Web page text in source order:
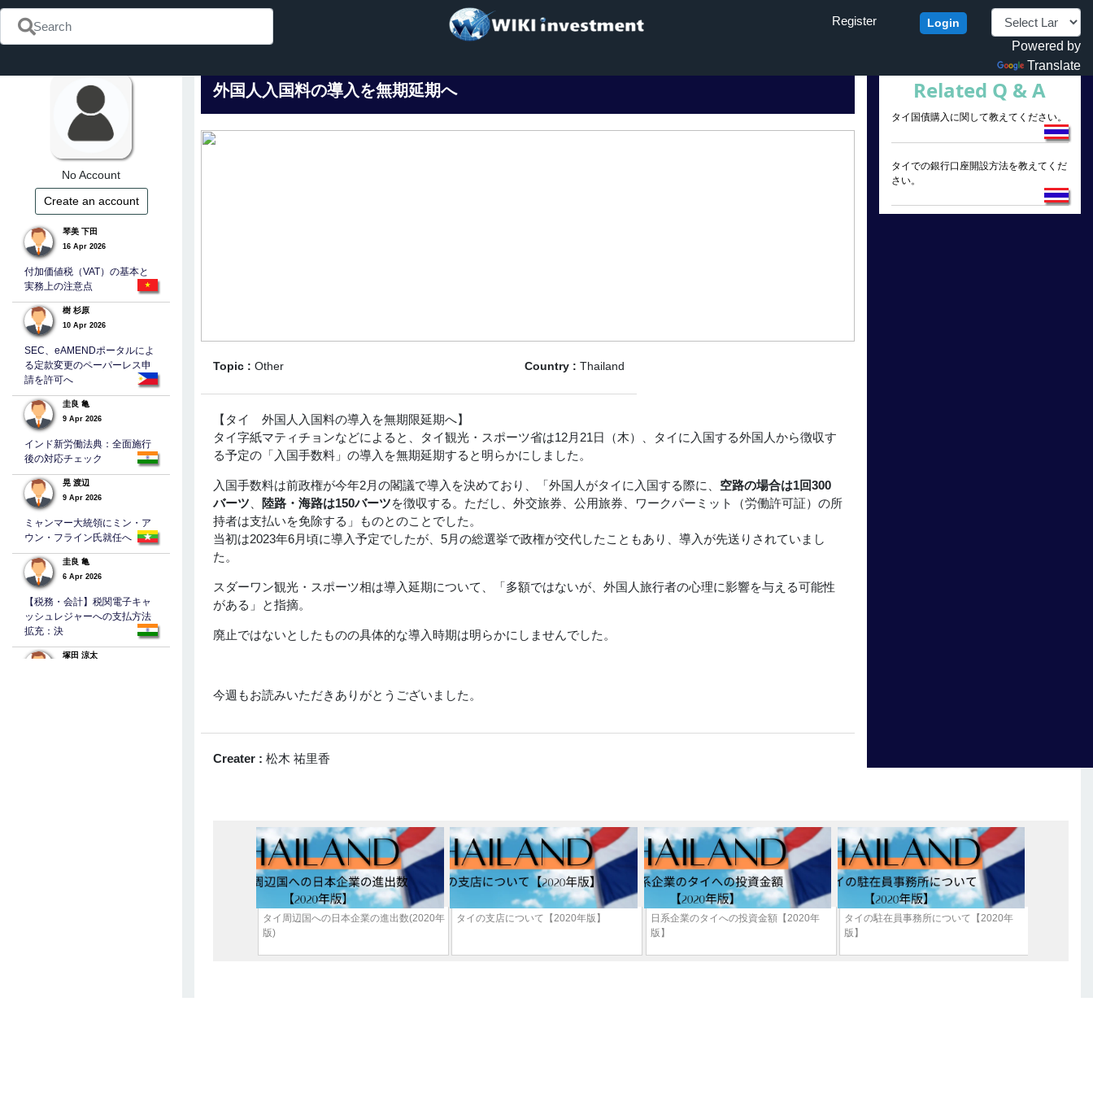
Register Login
Powered by
Translate
No Account
Create an account
琴美 下田
16 Apr 2026
付加価値税（VAT）の基本と
実務上の注意点
樹 杉原
10 Apr 2026
SEC、eAMENDポータルによ
る定款変更のペーパーレス申
請を許可へ
圭良 亀
9 Apr 2026
インド新労働法典：全面施行
後の対応チェック
晃 渡辺
9 Apr 2026
ミャンマー大統領にミン・ア
ウン・フライン氏就任へ
圭良 亀
6 Apr 2026
【税務・会計】税関電子キャ
ッシュレジャーへの支払方法
拡充：決
塚田 涼太
外国人入国料の導入を無期延期へ
Topic : Other Country : Thailand
【タイ 外国人入国料の導入を無期限延期へ】
タイ字紙マティチョンなどによると、タイ観光・スポーツ省は12月21日（木）、タイに入国する外国人から徴収す
る予定の「入国手数料」の導入を無期延期すると明らかにしました。
入国手数料は前政権が今年2月の閣議で導入を決めており、「外国人がタイに入国する際に、 空路の場合は1回300
バーツ
陸路・海路は150バーツを徴収する。ただし、外交旅券、公用旅券、ワークパーミット（労働許可証）の所
持者は支払いを免除する」ものとのことでした。
当初は2023年6月頃に導入予定でしたが、5月の総選挙で政権が交代したこともあり、導入が先送りされていまし
た。
スダーワン観光・スポーツ相は導入延期について、「多額ではないが、外国人旅行者の心理に影響を与える可能性
がある」と指摘。
廃止ではないとしたものの具体的な導入時期は明らかにしませんでした。
今週もお読みいただきありがとうございました。
Creater : 松木 祐里香
Related Q & A
タイ国債購入に関して教えてください。
タイでの銀行口座開設方法を教えてくだ
さい。
タイ周辺国への日本企業の進出数(2020年
版)
タイの支店について【2020年版】
日系企業のタイへの投資金額【2020年
版】
タイの駐在員事務所について【2020年
版】